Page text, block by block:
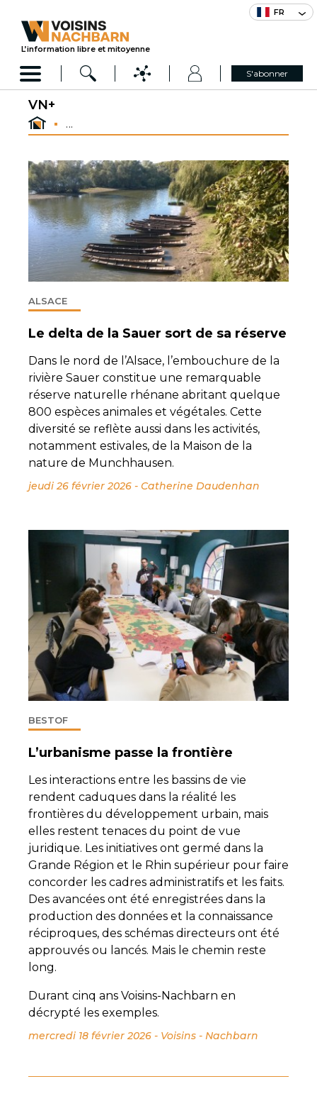
FR
L’information libre et mitoyenne
S'abonner
VN+
...
ALSACE
Le delta de la Sauer sort de sa réserve
Dans le nord de l’Alsace, l’embouchure de la
rivière Sauer constitue une remarquable
réserve naturelle rhénane abritant quelque
800 espèces animales et végétales. Cette
diversité se reflète aussi dans les activités,
notamment estivales, de la Maison de la
nature de Munchhausen.
jeudi 26 février 2026 - Catherine Daudenhan
BESTOF
L’urbanisme passe la frontière
Les interactions entre les bassins de vie
rendent caduques dans la réalité les
frontières du développement urbain, mais
elles restent tenaces du point de vue
juridique. Les initiatives ont germé dans la
Grande Région et le Rhin supérieur pour faire
concorder les cadres administratifs et les faits.
Des avancées ont été enregistrées dans la
production des données et la connaissance
réciproques, des schémas directeurs ont été
approuvés ou lancés. Mais le chemin reste
long.
Durant cinq ans Voisins-Nachbarn en
décrypté les exemples.
mercredi 18 février 2026 - Voisins - Nachbarn